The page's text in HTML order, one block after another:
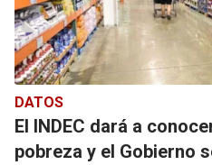
DATOS
El INDEC dará a
pobreza y el Gobierno